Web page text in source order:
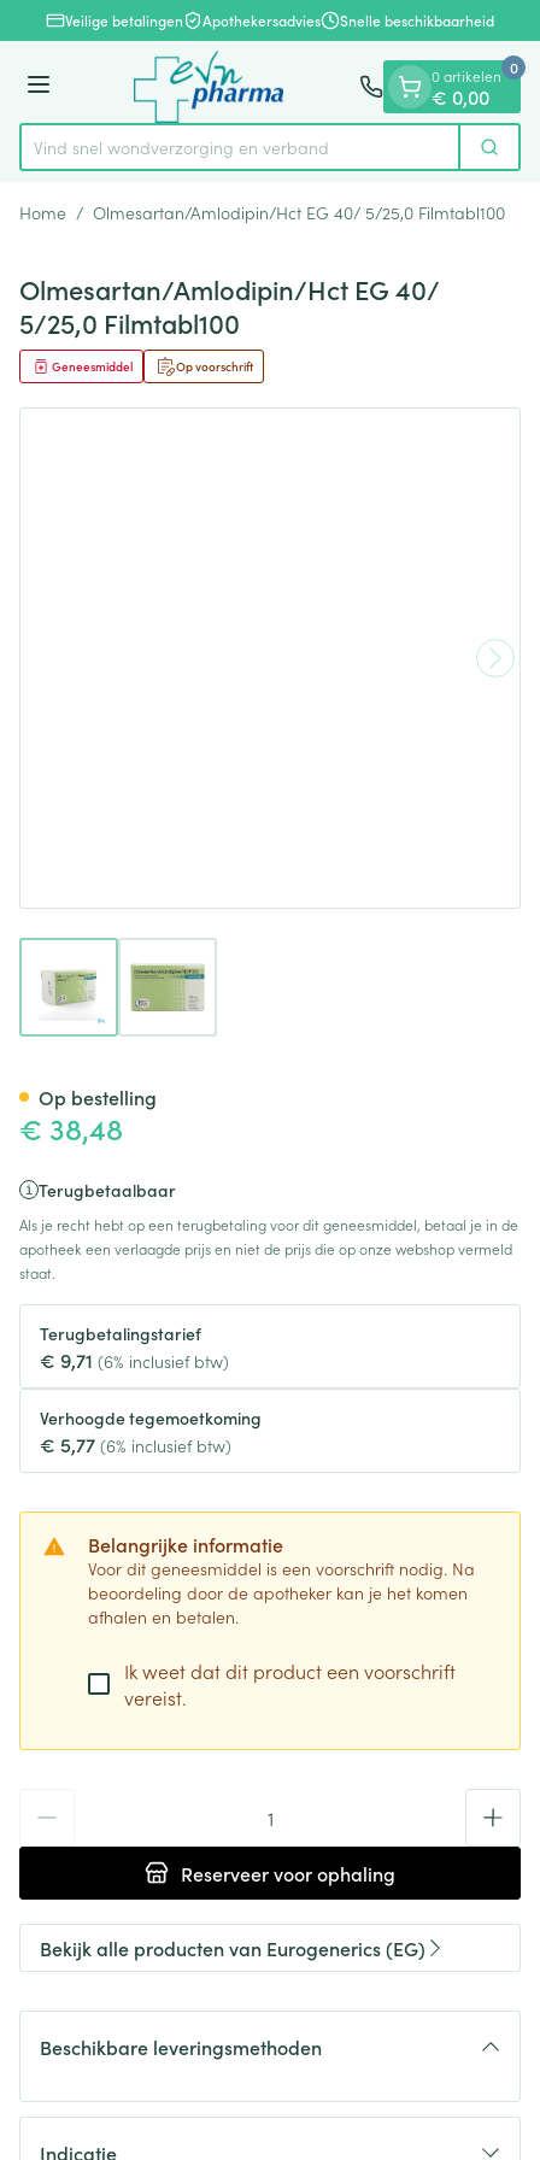
Ga naar de inhoud
1 van 1Veilige betalingen Apothekersadvies Snelle beschikbaarheid
Menu
Product, merk, categorie...
Vind snel wondverzorging en verba Zoek
0 artikelen
€ 0,00
0
Home / Olmesartan/Amlodipin/Hct EG 40/ 5/25,0 Filmtabl100
Olmesartan/Amlodipin/Hct EG 40/
5/25,0 Filmtabl100
Op voorschrift
Geneesmiddel
€ 38,48
Terugbetaalbaar
Als je recht hebt op een terugbetaling voor dit geneesmiddel, betaal je in de
apotheek een verlaagde prijs en niet de prijs die op onze webshop vermeld
staat.
Terugbetalingstarief
€ 9,71 (6% inclusief btw)
Verhoogde tegemoetkoming
€ 5,77 (6% inclusief btw)
Belangrijke informatie
Voor dit geneesmiddel is een voorschrift nodig. Na
beoordeling door de apotheker kan je het komen
afhalen en betalen.
Ik weet dat dit product een voorschrift
vereist.
Reserveervoor ophaling
Op bestelling
Bekijk alle producten van Eurogenerics (EG)
Beschikbare leveringsmethoden
Indicatie